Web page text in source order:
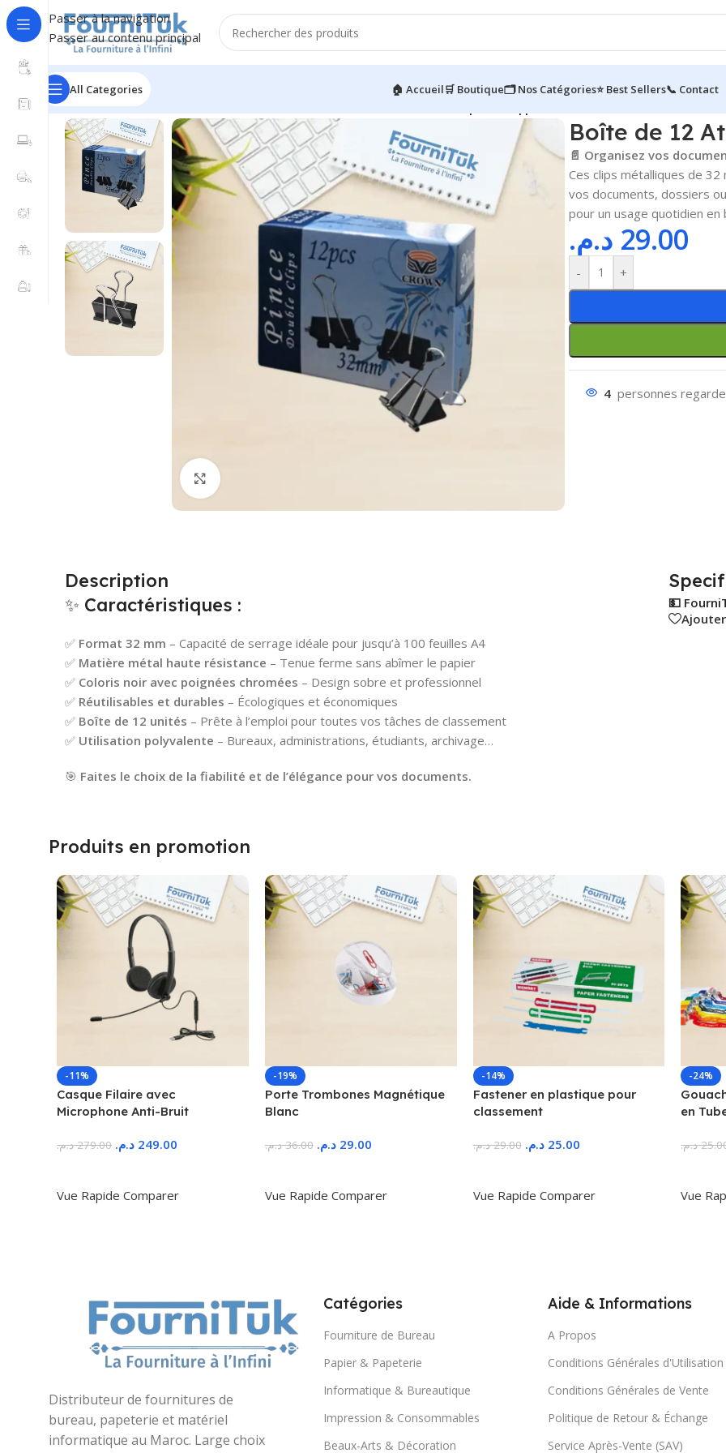
Passer à la navigation
Passer au contenu principal
All Categories 🏠 Accueil🛒 Boutique🗂️ Nos Catégories⭐ Best Sellers📞 Contact
Accueil/Fourniture de Bureau
Boîte de 12
📄 Organisez vos
Ces clips métalliques de
vos documents, dossiers
pour un usage quotidien en
29.00 د.م.
- +
4 personnes
Description
✨ Caractéristiques :
✅ Format 32 mm – Capacité de serrage idéale pour jusqu’à 100 feuilles A4
✅ Matière métal haute résistance – Tenue ferme sans abîmer le papier
✅ Coloris noir avec poignées chromées – Design sobre et professionnel
✅ Réutilisables et durables – Écologiques et économiques
✅ Boîte de 12 unités – Prête à l’emploi pour toutes vos tâches de classement
✅ Utilisation polyvalente – Bureaux, administrations, étudiants, archivage…
🎯 Faites le choix de la fiabilité et de l’élégance pour vos documents.
💵
Produits en promotion
-11%
Casque Filaire avec
Microphone Anti-Bruit
279.00 د.م. 249.00 د.م.
Vue Rapide Comparer
-19%
Porte Trombones Magnétique
Blanc
36.00 د.م. 29.00 د.م.
Vue Rapide Comparer
-14%
Fastener en plastique pour
classement
29.00 د.م. 25.00 د.م.
Vue Rapide Comparer
-24%
en
د.م.
Vue
Distributeur de fournitures de
bureau, papeterie et matériel
informatique au Maroc. Large choix
Catégories
Fourniture de Bureau
Papier & Papeterie
Informatique & Bureautique
Impression & Consommables
Beaux-Arts & Décoration
Aide & Informations
A Propos
Conditions Générales d'Utilisation
Conditions Générales de Vente
Politique de Retour & Échange
Service Après-Vente (SAV)